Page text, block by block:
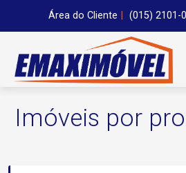
Área do Cliente (015) 2101-
Imóveis por